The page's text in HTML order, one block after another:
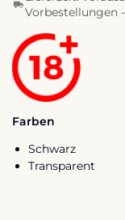
Vorbestellungen
Farben
Schwarz
Transparent